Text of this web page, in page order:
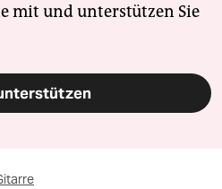
mit und unterstützen Sie